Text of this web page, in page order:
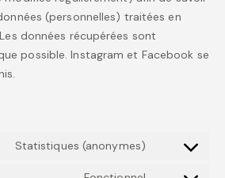
(personnelles) traitées en
données récupérées sont
possible. Instagram et Facebook se
Statistiques (anonymes)